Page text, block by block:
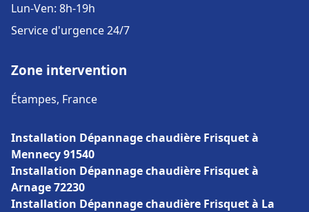
Lun-Ven: 8h-19h
Service d'urgence 24/7
Zone intervention
Étampes, France
Installation Dépannage chaudière Frisquet à
Mennecy 91540
Installation Dépannage chaudière Frisquet à
Arnage 72230
Installation Dépannage chaudière Frisquet à La